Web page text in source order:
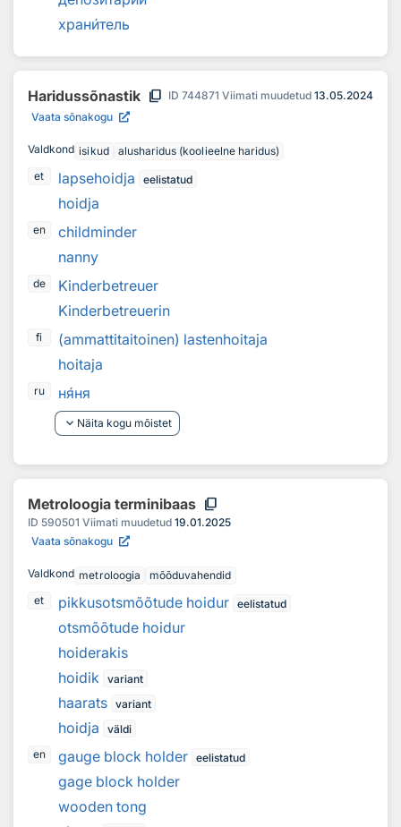
хранитель
Haridussõnastik content_copy ID 744871 Viimati muudetud 13.05.2024
Vaata sõnakogu
Valdkond isikud
alusharidus (koolieelne haridus)
et
lapsehoidja eelistatud
hoidja
en
childminder
nanny
de
Kinderbetreuer
Kinderbetreuerin
fi
(ammattitaitoinen) lastenhoitaja
hoitaja
ru няня
keyboard_arrow_down Näita kogu mõistet
Metroloogia terminibaas content_copy
ID 590501 Viimati muudetud 19.01.2025
Vaata sõnakogu
Valdkond metroloogia
mõõduvahendid
et
pikkusotsmõõtude hoidur eelistatud
otsmõõtude hoidur
hoiderakis
hoidik
variant
haarats variant
hoidja
väldi
en
gauge block holder eelistatud
gage block holder
wooden tong